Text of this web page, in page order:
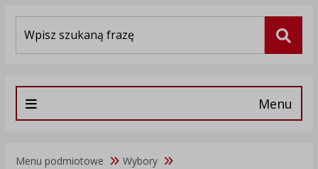
Menu
Menu podmiotowe
Wybory